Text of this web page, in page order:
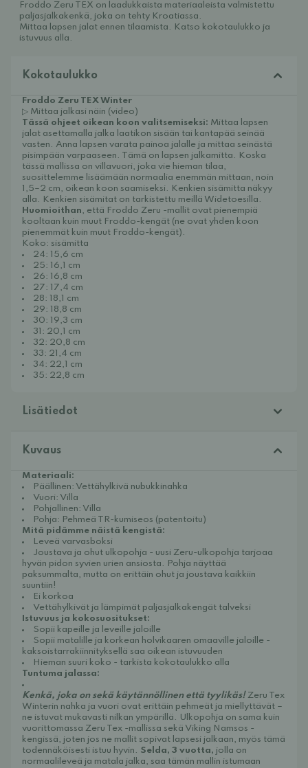
Froddo Zeru TEX on laadukkaista materiaaleista valmistettu
paljasjalkakenkä, joka on tehty Kroatiassa.
Mittaa lapsen jalat ennen tilaamista. Katso kokotaulukko ja
istuvuus alla.
Kokotaulukko
Froddo Zeru TEX Winter
▷ Mittaa jalkasi näin (video)
Tässä ohjeet oikean koon valitsemiseksi: Mittaa lapsen
jalat asettamalla jalka laatikon sisään tai kantapää seinää
vasten. Anna lapsen varata painoa jalalle ja mittaa seinästä
pisimpään varpaaseen. Tämä on lapsen jalkamitta. Koska
tässä mallissa on villavuori, joka vie hieman tilaa,
suosittelemme lisäämään normaalia enemmän mittaan, noin
1,5–2 cm, oikean koon saamiseksi. Kenkien sisämitta näkyy
alla. Kenkien sisämitat on tarkistettu meillä Widetoesilla.
Huomioithan, että Froddo Zeru -mallit ovat pienempiä
kooltaan kuin muut Froddo-kengät (ne ovat yhden koon
pienemmät kuin muut Froddo-kengät).
Koko: sisämitta
24: 15,6 cm
25: 16,1 cm
26: 16,8 cm
27: 17,4 cm
28: 18,1 cm
29: 18,8 cm
30: 19,3 cm
31: 20,1 cm
32: 20,8 cm
33: 21,4 cm
34: 22,1 cm
35: 22,8 cm
Lisätiedot
Kuvaus
Materiaali:
Päällinen: Vettähylkivä nubukkinahka
Vuori: Villa
Pohjallinen: Villa
Pohja: Pehmeä TR-kumiseos (patentoitu)
Mitä pidämme näistä kengistä:
Leveä varvasboksi
Joustava ja ohut ulkopohja - uusi Zeru-ulkopohja tarjoaa
hyvän pidon syvien urien ansiosta. Pohja näyttää
paksummalta, mutta on erittäin ohut ja joustava kaikkiin
suuntiin!
Ei korkoa
Vettähylkivät ja lämpimät paljasjalkakengät talveksi
Istuvuus ja kokosuositukset:
Sopii kapeille ja leveille jaloille
Sopii matalille ja korkean holvikaaren omaaville jaloille -
kaksoistarrakiinnityksellä saa oikean istuvuuden
Hieman suuri koko - tarkista kokotaulukko alla
Tuntuma jalassa:
Kenkä, joka on sekä käytännöllinen että tyylikäs! Zeru Tex
Winterin nahka ja vuori ovat erittäin pehmeät ja miellyttävät –
ne istuvat mukavasti nilkan ympärillä. Ulkopohja on sama kuin
vuorittomassa Zeru Tex -mallissa sekä Viking Namsos -
kengissä, joten jos ne mallit sopivat lapsesi jalkaan, myös tämä
todennäköisesti istuu hyvin. Selda, 3 vuotta, jolla on
normaalileveä ja matala jalka, saa tämän mallin istumaan